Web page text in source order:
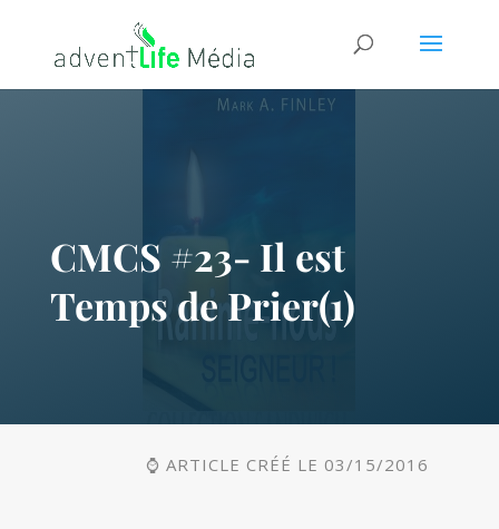
CMCS #23- Il est
Temps de Prier(1)
⌚ ARTICLE CRÉÉ LE 03/15/2016